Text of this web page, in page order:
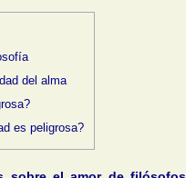
del alma
es peligrosa?